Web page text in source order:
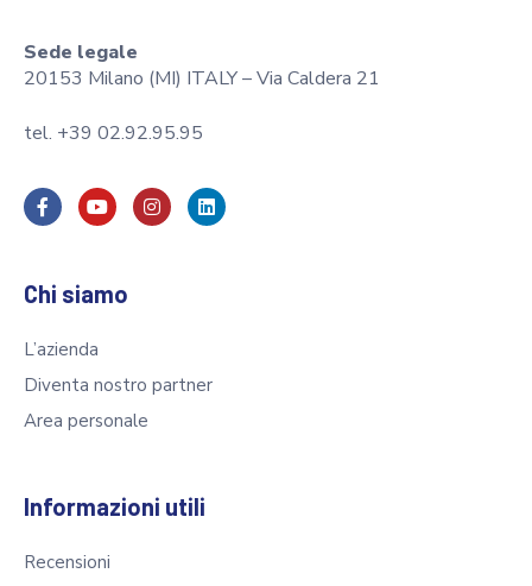
Sede legale
20153 Milano (MI) ITALY – Via Caldera 21
tel. +39 02.92.95.95
Chi siamo
L’azienda
Diventa nostro partner
Area personale
Informazioni utili
Recensioni